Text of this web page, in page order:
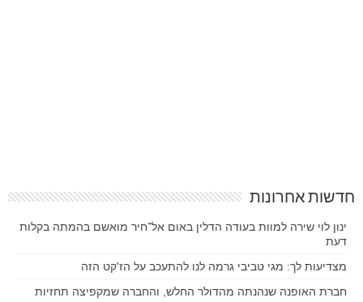
חדשות אחרונות
ינון לוי שירה למוות בעודה הדלין באום אל־חיר מואשם בהמתה בקלות
דעת
מצדיעות לך: מגי טביבי גרמה לנו להתעכב על הז'קט הזה
חברת האופנה שנהנתה מהדולר החלש, והחברה שמקפיצה תחזיות